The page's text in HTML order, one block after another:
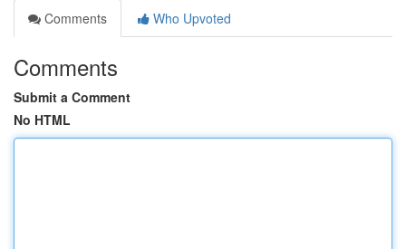
Comments
Who Upvoted
Comments
Submit a Comment
No HTML